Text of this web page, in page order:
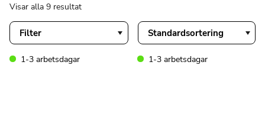
Visar alla 9 resultat
Filter
1-3 arbetsdagar 1-3 arbetsdagar